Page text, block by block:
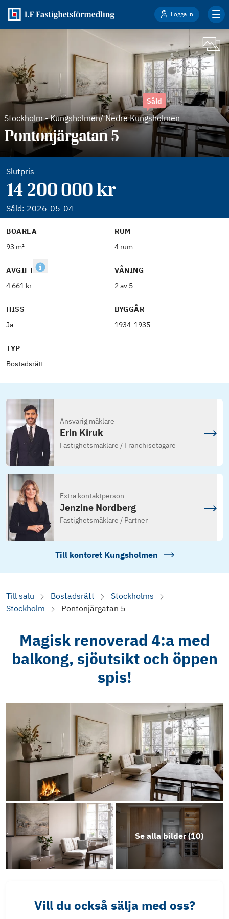
Logga in
Stockholm-Kungsholmen/ Nedre Kungsholmen
Såld
Pontonjärgatan 5
Slutpris
14 200 000 kr
Såld: 2026-05-04
BOAREA
93 m²
RUM
4 rum
AVGIFT
4 661 kr
VÅNING
2 av 5
HISS
Ja
BYGGÅR
1934-1935
TYP
Bostadsrätt
Ansvarig mäklare
Erin Kiruk
Fastighetsmäklare / Franchisetagare
Extra kontaktperson
Jenzine Nordberg
Fastighetsmäklare / Partner
Till kontoret Kungsholmen
Till salu Bostadsrätt
Stockholms
Stockholm
Pontonjärgatan 5
Magisk renoverad 4:a med
balkong, sjöutsikt och öppen
spis!
Se alla bilder (10)
Vill du också sälja med oss?